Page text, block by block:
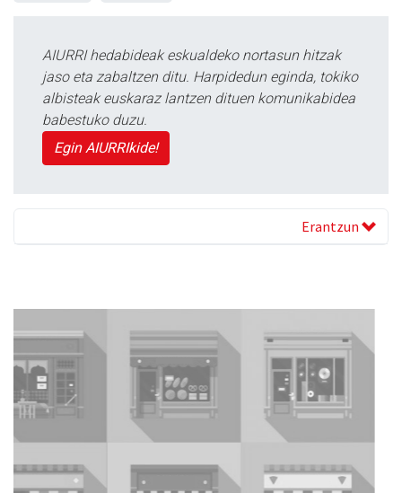
AIURRI hedabideak eskualdeko nortasun hitzak
jaso eta zabaltzen ditu. Harpidedun eginda, tokiko
albisteak euskaraz lantzen dituen komunikabidea
babestuko duzu.
Egin AIURRIkide!
Erantzun